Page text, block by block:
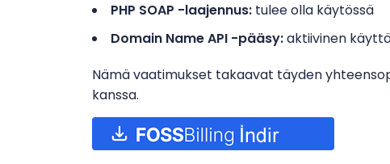
PHP SOAP -laajennus: tulee olla käytössä
Domain Name API -pääsy:aktiivinen
Nämä vaatimukset takaavat täyden
kanssa.